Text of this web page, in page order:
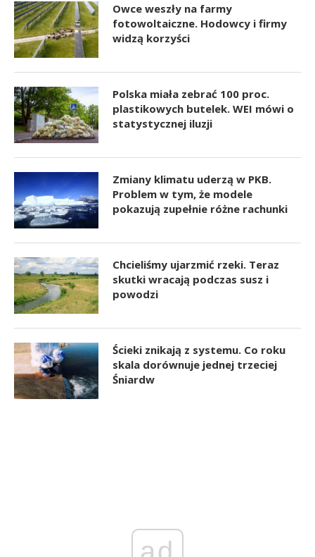
Owce weszły na farmy
fotowoltaiczne. Hodowcy i firmy
widzą korzyści
Polska miała zebrać 100 proc.
plastikowych butelek. WEI mówi o
statystycznej iluzji
Zmiany klimatu uderzą w PKB.
Problem w tym, że modele
pokazują zupełnie różne rachunki
Chcieliśmy ujarzmić rzeki. Teraz
skutki wracają podczas susz i
powodzi
Ścieki znikają z systemu. Co roku
skala dorównuje jednej trzeciej
Śniardw